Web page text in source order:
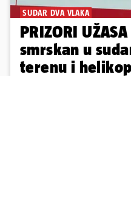
SUDAR DVA VLAKA
PRIZORI
smrskan u
terenu i